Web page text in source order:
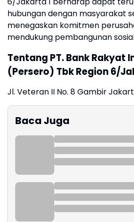
hubungan dengan masyarakat
menegaskan komitmen
mendukung pembangunan
Tentang PT. Bank Rakyat
(Persero) Tbk Region 6/
Jl. Veteran II No. 8 Gambir
Baca Juga